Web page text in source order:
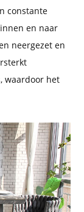
constante
en naar
neergezet en
waardoor het